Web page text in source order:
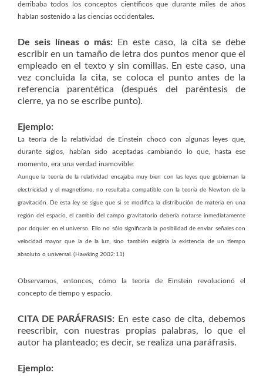
derribaba todos los conceptos científicos que durante miles de años
habían sostenido a las ciencias occidentales.
De seis líneas o más:
En este caso, la cita se debe
escribir en un tamaño de letra dos puntos menor que el
empleado en el texto y sin comillas. En este caso, una
vez concluida la cita, se coloca el punto antes de la
referencia parentética (después del paréntesis de
cierre, ya no se escribe punto).
Ejemplo:
La teoría de la relatividad de Einstein chocó con algunas leyes que,
durante siglos, habían sido aceptadas cambiando lo que, hasta ese
momento, era una verdad inamovible:
Aunque la teoría de la relatividad encajaba muy bien con las leyes que gobiernan la
electricidad y el magnetismo, no resultaba compatible con la teoría de Newton de la
gravitación. De esta ley se sigue que si se modifica la distribución de materia en una
región del espacio, el cambio del campo gravitatorio debería notarse inmediatamente
por doquier en el universo. Ello no sólo significaría la posibilidad de enviar señales con
velocidad mayor que la de la luz, sino también exigiría la existencia de un tiempo
absoluto o universal. (Hawking 2002:11)
Observamos, entonces, cómo la teoría de Einstein revolucionó el
concepto de tiempo y espacio.
CITA DE PARÁFRASIS: En este caso de cita, debemos
reescribir, con nuestras propias palabras, lo que el
autor ha planteado; es decir, se realiza una paráfrasis.
Ejemplo: